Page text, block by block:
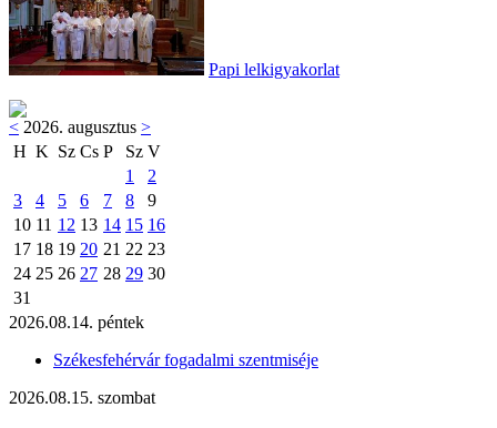
Papi lelkigyakorlat
< 2026. augusztus >
H K Sz Cs P Sz V
1
2
3
4 5 6 7 8
9
10 11 12 13 14 15 16
17 18 19 20 21 22 23
24 25 26 27 28 29 30
31
2026.08.14. péntek
Székesfehérvár fogadalmi szentmiséje
2026.08.15. szombat